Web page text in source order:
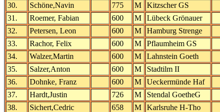
30.
Schöne,Navin 775 M Kitzscher GS
31.
Roemer, Fabian 600 M Lübeck Grönauer
32.
Petersen, Leon 600 M Hamburg Strenge
33.
Rachor, Felix 600 M Pflaumheim GS
34.
Walzer,Martin 600 M Lahnstein Goeth
35.
Salzer,Anton 600 M Stadtilm II
36.
Dohnke, Franz 600 M Ueckermünde Haf
37.
Hardt,Justin 726 M Stendal GoetheG
38.
Sichert,Cedric 658 M Karlsruhe H-Tho